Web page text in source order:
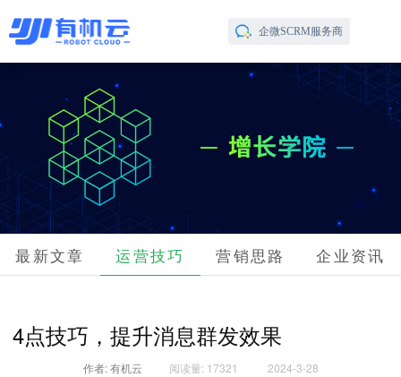
企微SCRM服务商
最新文章 运营技巧 营销思路 企业资讯
4点技巧，提升消息群发效果
作者: 有机云 阅读量: 17321 2024-3-28